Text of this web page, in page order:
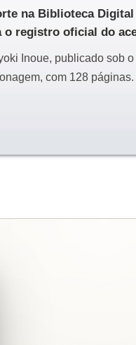
na Biblioteca
o registro oficial do
Inoue, publicado sob
com 128 páginas.